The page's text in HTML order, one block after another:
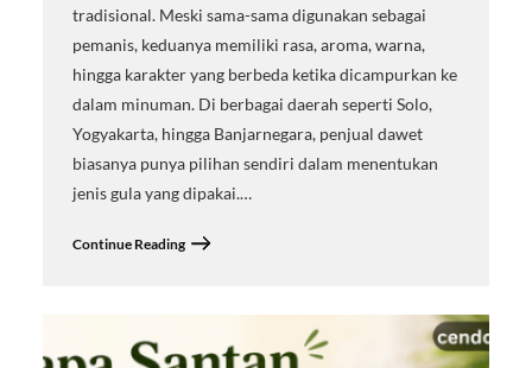
tradisional. Meski sama-sama digunakan sebagai
pemanis, keduanya memiliki rasa, aroma, warna,
hingga karakter yang berbeda ketika dicampurkan ke
dalam minuman. Di berbagai daerah seperti Solo,
Yogyakarta, hingga Banjarnegara, penjual dawet
biasanya punya pilihan sendiri dalam menentukan
jenis gula yang dipakai.…
Continue Reading